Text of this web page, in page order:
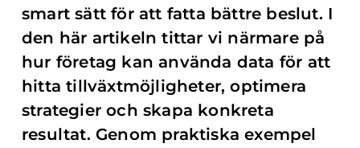
smart sätt för att fatta bättre beslut. I
den här artikeln tittar vi närmare på
hur företag kan använda data för att
hitta tillväxtmöjligheter, optimera
strategier och skapa konkreta
resultat. Genom praktiska exempel